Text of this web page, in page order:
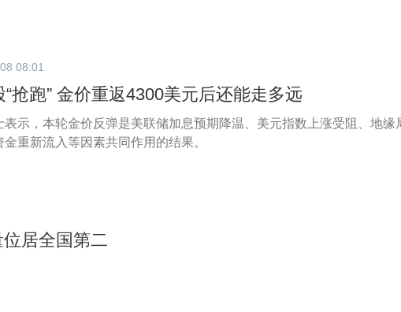
08:01
“抢跑” 金价重返4300美元后还能走多远
表示，本轮金价反弹是美联储加息预期降温、美元指数上涨受阻、地缘
金重新流入等因素共同作用的结果。
居全国第二